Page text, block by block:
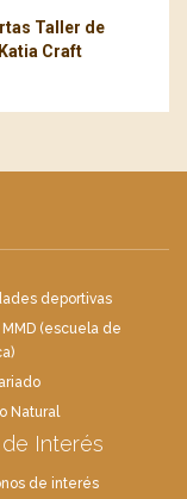
Taller de
Craft
deportivas
(escuela de
Natural
Interés
de interés